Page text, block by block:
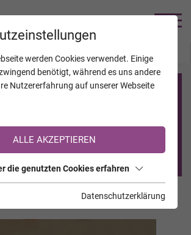
auf TrauerHilfe.it
nicht auf TrauerHilfe.it registriert?
kostenlosen Registrierung <<
werden Cookies verwendet. Einige
benötigt, während es uns andere
Nutzererfahrung auf unserer Webseite
ALLE AKZEPTIEREN
die genutzten Cookies erfahren
Datenschutzerklärung
KALENDER VERSTORBENE